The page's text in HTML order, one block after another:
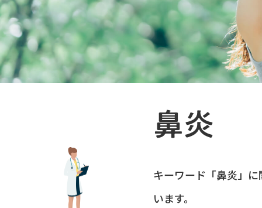
鼻炎
キーワード「鼻炎 」
います。